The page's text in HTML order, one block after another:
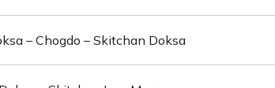
– Chogdo – Skitchan Doksa